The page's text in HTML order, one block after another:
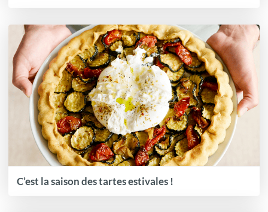
C’est la saison des tartes estivales !